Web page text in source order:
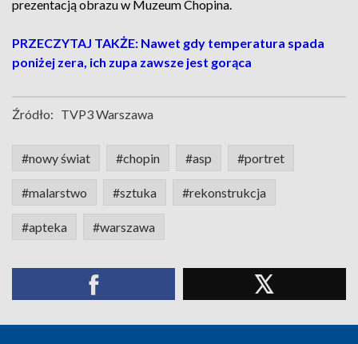
prezentacją obrazu w Muzeum Chopina.
PRZECZYTAJ TAKŻE: Nawet gdy temperatura spada
poniżej zera, ich zupa zawsze jest gorąca
Źródło: TVP3 Warszawa
#nowy świat #chopin #asp #portret
#malarstwo #sztuka #rekonstrukcja
#apteka #warszawa